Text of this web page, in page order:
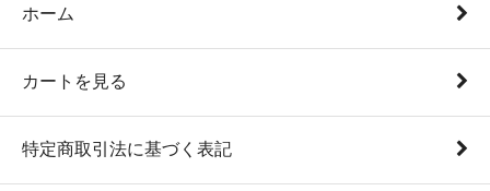
ホーム
カートを見る
特定商取引法に基づく表記